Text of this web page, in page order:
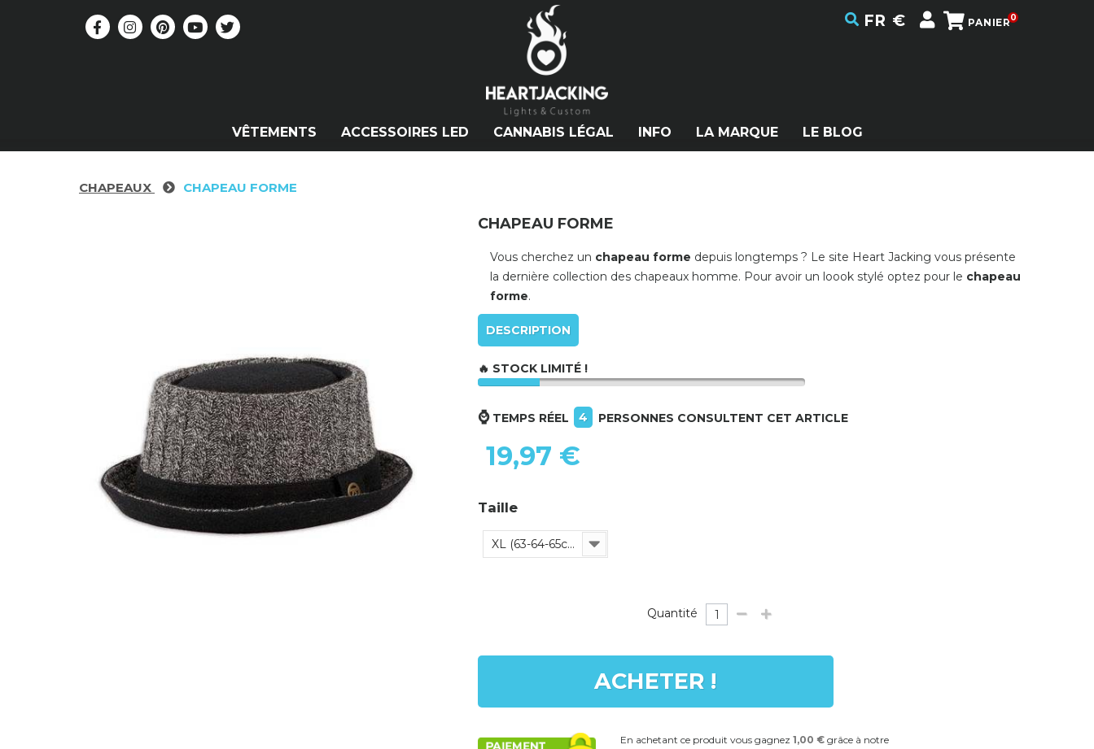
PANIER0
€
FR
VÊTEMENTS ACCESSOIRES LED CANNABIS LÉGAL INFO LA MARQUE LE BLOG
CHAPEAUX CHAPEAU FORME
CHAPEAU FORME
Vous cherchez un chapeau forme depuis longtemps ? Le site Heart Jacking vous présente
la dernière collection des chapeaux homme. Pour avoir un loook stylé optez pour le chapeau
forme.
DESCRIPTION
🔥 STOCK LIMITÉ !
⌚TEMPS RÉEL 4 PERSONNES CONSULTENT CET ARTICLE
19,97 €
Taille
XL (63-64-65cm)
Quantité
ACHETER !
En achetant ce produit vous gagnez 1,00 €grâce à notre